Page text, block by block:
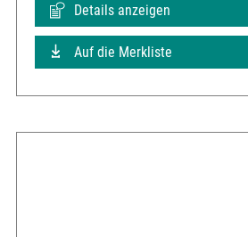
Details anzeigen
Auf die Merkliste